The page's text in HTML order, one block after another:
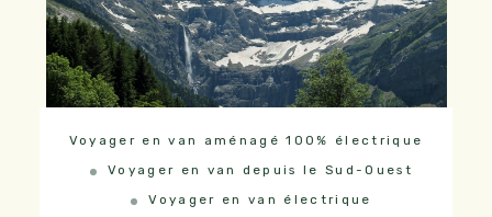
Voyager en van aménagé 100% électrique
Voyager en van depuis le Sud-Ouest
Voyager en van électrique